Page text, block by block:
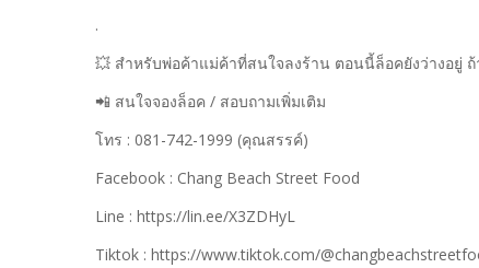
.
💥 สำหรับพ่อค้าแม่ค้าที่สนใจลงร้าน ตอนนี้ล็อคยังว่างอยู่
📲 สนใจจองล็อค / สอบถามเพิ่มเติม
โทร : 081-742-1999 (คุณสรรค์)
Facebook : Chang Beach Street Food
Line : https://lin.ee/X3ZDHyL
Tiktok : https://www.tiktok.com/